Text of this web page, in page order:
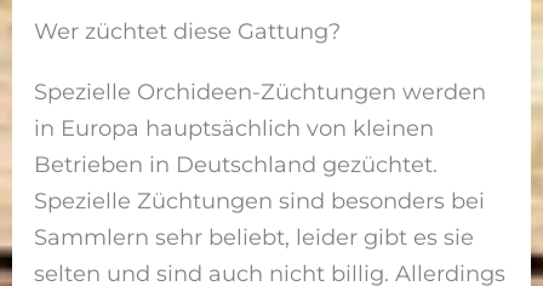
Wer züchtet diese Gattung?
Spezielle Orchideen-Züchtungen werden
in Europa hauptsächlich von kleinen
Betrieben in Deutschland gezüchtet.
Spezielle Züchtungen sind besonders bei
Sammlern sehr beliebt, leider gibt es sie
selten und sind auch nicht billig. Allerdings